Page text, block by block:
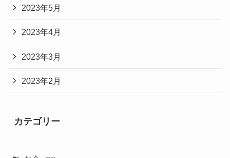
2023年5月
2023年4月
2023年3月
2023年2月
カテゴリー